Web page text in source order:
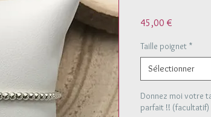
45,00 €Prix
Taille poignet *
Sélectionner
Donnez moi votre
parfait !! (facultatif)